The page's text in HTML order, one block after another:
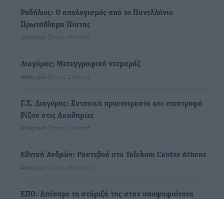
Ροδήλιος: Ο απολογισμός από το Πανελλήνιο
Πρωτάθλημα Πίστας
Αθλητικά πριν 19 λεπτά
Διαγόρας: Μετεγγραφικό ντεμαράζ
Αθλητικά πριν 21 λεπτά
Γ.Σ. Διαγόρας: Εντατική προετοιμασία και επιστροφή
Ρίζου στις Ακαδημίες
Αθλητικά πριν 21 λεπτά
Εθνική Ανδρών: Ραντεβού στο Telekom Center Athens
Αθλητικά πριν 30 λεπτά
ΕΠΟ: Απέσυρε τη στήριξή της στην υποψηφιότητα